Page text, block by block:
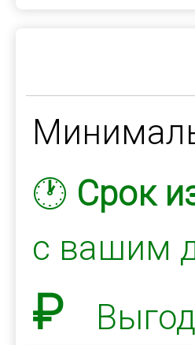
🕐 Срок
с вашим
₽